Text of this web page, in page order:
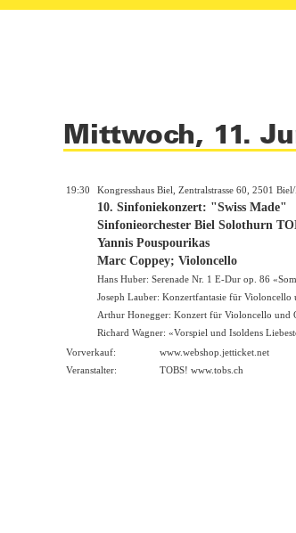
Mittwoch, 11.
19:30 Kongresshaus Biel, Zentralstrasse 60, 2501
10. Sinfoniekonzert: "Swiss Made"
Sinfonieorchester Biel Solothurn
Yannis Pouspourikas
Marc Coppey; Violoncello
Hans Huber: Serenade Nr. 1 E-Dur op. 86
Joseph Lauber: Konzertfantasie für Violoncello
Arthur Honegger: Konzert für Violoncello und
Richard Wagner: «Vorspiel und Isoldens
Vorverkauf:
www.webshop.jetticket.net
Veranstalter:
TOBS! www.tobs.ch